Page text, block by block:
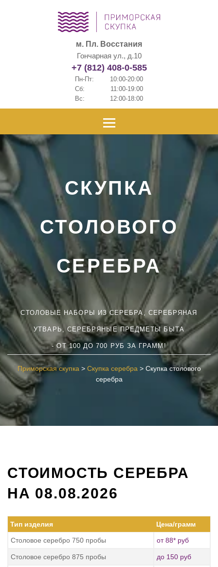
м. Пл. Восстания
Гончарная ул., д.10
+7 (812) 408-0-585
Пн-Пт:
10:00-20:00
Сб:
11:00-19:00
Вс:
12:00-18:00
СКУПКА
СТОЛОВОГО
СЕРЕБРА
СТОЛОВЫЕ НАБОРЫ ИЗ СЕРЕБРА, СЕРЕБРЯНАЯ
УТВАРЬ, СЕРЕБРЯНЫЕ ПРЕДМЕТЫ БЫТА
- ОТ 100 ДО 700 РУБ ЗА ГРАММ!
Приморская скупка > Скупка серебра > Скупка столового
серебра
СТОИМОСТЬ СЕРЕБРА
НА 08.08.2026
Тип изделия Цена/грамм
Столовое серебро 750 пробы от 88* руб
Столовое серебро 875 пробы до 150 руб